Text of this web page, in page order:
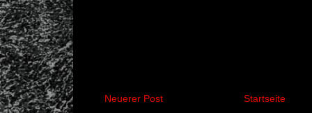
Neuerer Post Startseite